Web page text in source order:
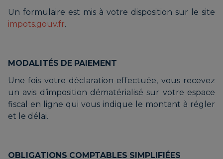
Un formulaire est mis à votre disposition sur le site
impots.gouv.fr.
MODALITÉS DE PAIEMENT
Une fois votre déclaration effectuée, vous recevez
un avis d’imposition dématérialisé sur votre espace
fiscal en ligne qui vous indique le montant à régler
et le délai.
OBLIGATIONS COMPTABLES SIMPLIFIÉES